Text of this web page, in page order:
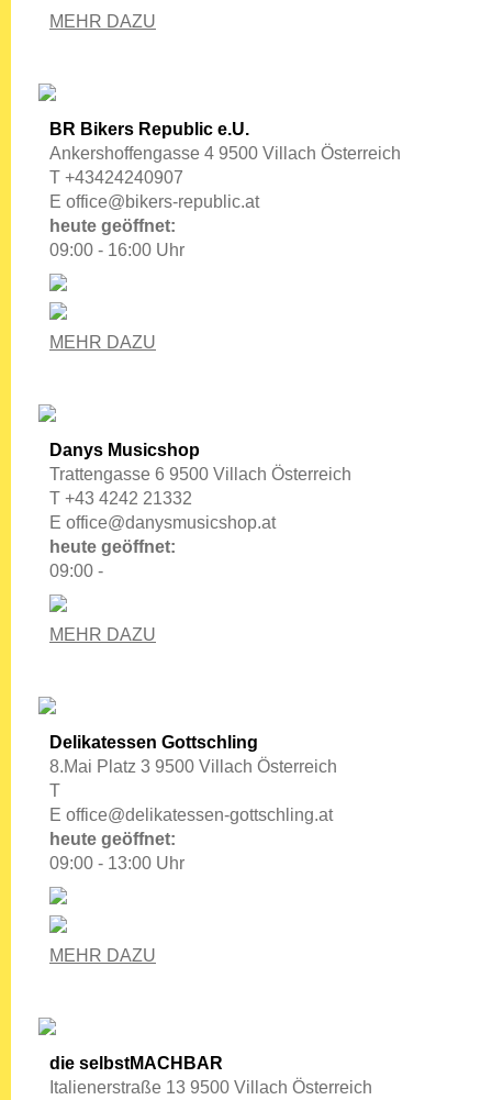
MEHR DAZU
BR Bikers Republic e.U.
Ankershoffengasse 4 9500 Villach Österreich
T +43424240907
E office@bikers-republic.at
heute geöffnet:
09:00 - 16:00 Uhr
MEHR DAZU
Danys Musicshop
Trattengasse 6 9500 Villach Österreich
T +43 4242 21332
E office@danysmusicshop.at
heute geöffnet:
09:00 -
MEHR DAZU
Delikatessen Gottschling
8.Mai Platz 3 9500 Villach Österreich
T
E office@delikatessen-gottschling.at
heute geöffnet:
09:00 - 13:00 Uhr
MEHR DAZU
die selbstMACHBAR
Italienerstraße 13 9500 Villach Österreich